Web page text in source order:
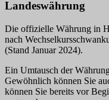
Landeswährung
Die offizielle Währung in
nach
(Stand Januar 2024).
Ein Umtausch der
Gewöhnlich können Sie
können Sie bereits vor